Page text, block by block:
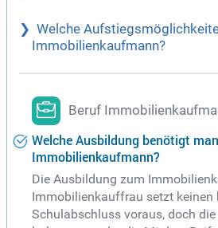
Welche
Immobilienkaufmann?
Beruf
Welche Ausbildung benötigt
Immobilienkaufmann?
Die Ausbildung zum
Immobilienkauffrau setzt keinen
Schulabschluss voraus, doch